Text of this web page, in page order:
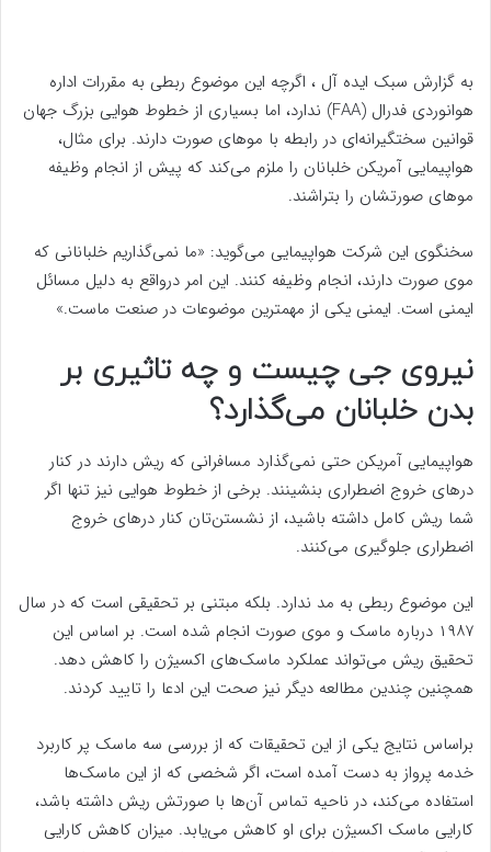
به گزارش سبک ایده آل ، اگرچه این موضوع ربطی به مقررات اداره
هوانوردی فدرال (FAA) ندارد، اما بسیاری از خطوط هوایی بزرگ جهان
قوانین سختگیرانه‌ای در رابطه با مو‌های صورت دارند. برای مثال،
هواپیمایی آمریکن خلبانان را ملزم می‌کند که پیش از انجام وظیفه
مو‌های صورتشان را بتراشند.
سخنگوی این شرکت هواپیمایی می‌گوید: «ما نمی‌گذاریم خلبانانی که
موی صورت دارند، انجام وظیفه کنند. این امر درواقع به دلیل مسائل
ایمنی است. ایمنی یکی از مهمترین موضوعات در صنعت ماست.»
نیروی جی چیست و چه تاثیری بر
بدن خلبانان می‌گذارد؟
هواپیمایی آمریکن حتی نمی‌گذارد مسافرانی که ریش دارند در کنار
در‌های خروج اضطراری بنشینند. برخی از خطوط هوایی نیز تنها اگر
شما ریش کامل داشته باشید، از نشستن‌تان کنار در‌های خروج
اضطراری جلوگیری می‌کنند.
این موضوع ربطی به مد ندارد. بلکه مبتنی بر تحقیقی است که در سال
۱۹۸۷ درباره ماسک و موی صورت انجام شده است. بر اساس این
تحقیق ریش می‌تواند عملکرد ماسک‌های اکسیژن را کاهش دهد.
همچنین چندین مطالعه دیگر نیز صحت این ادعا را تایید کردند.
براساس نتایج یکی از این تحقیقات که از بررسی سه ماسک پر کاربرد
خدمه پرواز به دست آمده است، اگر شخصی که از این ماسک‌ها
استفاده می‌کند، در ناحیه تماس آن‌ها با صورتش ریش داشته باشد،
کارایی ماسک اکسیژن برای او کاهش می‌یابد. میزان کاهش کارایی